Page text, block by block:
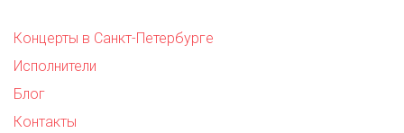
Концерты в Санкт-Петербурге
Исполнители
Блог
Контакты